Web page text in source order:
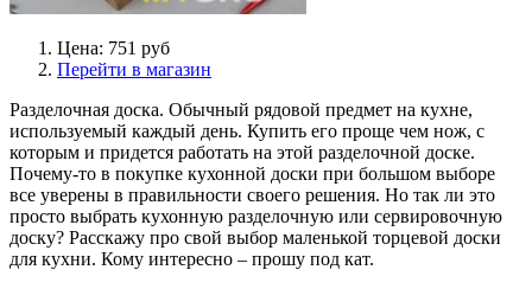
Цена: 751 руб
Перейти в магазин
Разделочная доска. Обычный рядовой предмет на кухне,
используемый каждый день. Купить его проще чем нож, с
которым и придется работать на этой разделочной доске.
Почему-то в покупке кухонной доски при большом выборе
все уверены в правильности своего решения. Но так ли это
просто выбрать кухонную разделочную или сервировочную
доску? Расскажу про свой выбор маленькой торцевой доски
для кухни. Кому интересно – прошу под кат.